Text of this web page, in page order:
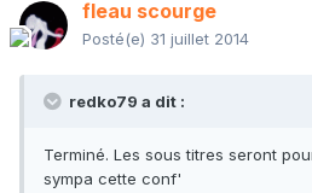
fleau scourge
Posté(e) 31 juillet 2014
redko79 a dit :
Terminé. Les sous titres seront
sympa cette conf'